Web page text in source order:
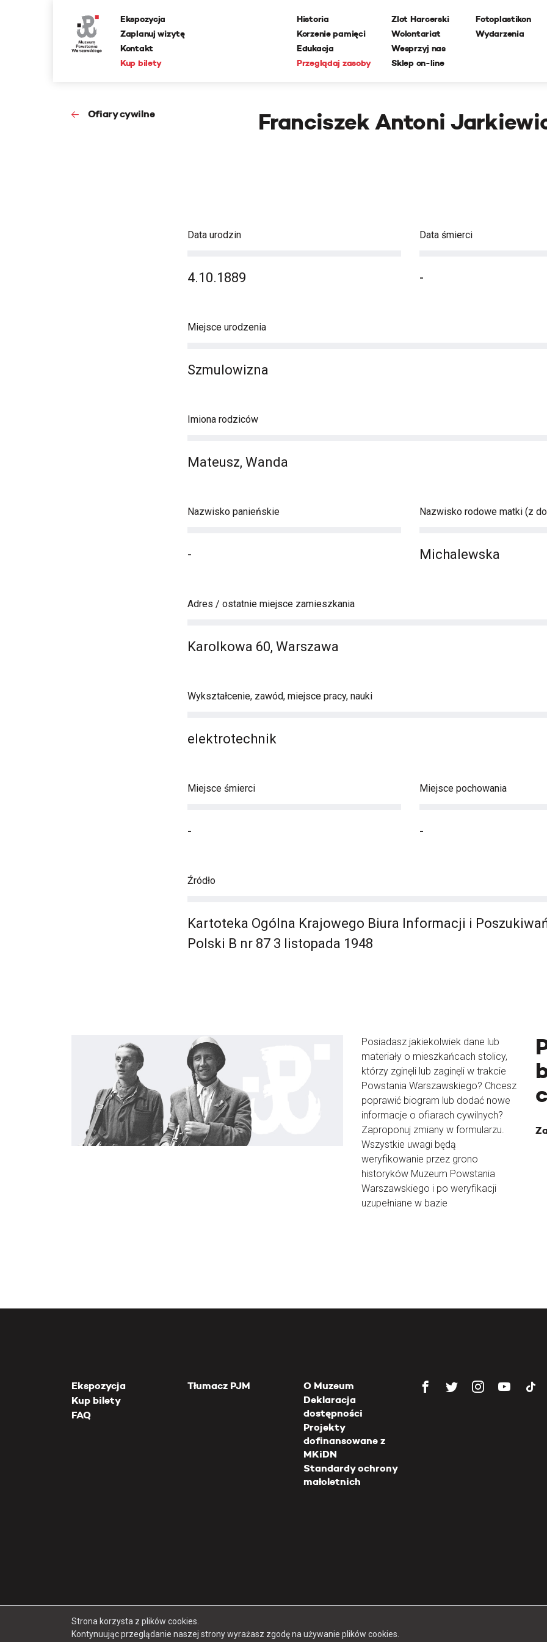
Ekspozycja
Zaplanuj wizytę
Kontakt
Kup bilety
Historia
Korzenie pamięci
Edukacja
Przeglądaj zasoby
Zlot Harcerski
Wolontariat
Wesprzyj nas
Sklep on-line
Fotoplastikon
Wydarzenia
Ofiary cywilne Franciszek Antoni
Data urodzin
4.10.1889
Data śmierci
-
Miejsce urodzenia
Szmulowizna
Imiona rodziców
Mateusz, Wanda
Nazwisko panieńskie
-
Nazwisko rodowe matki (z
Michalewska
Adres / ostatnie miejsce zamieszkania
Karolkowa 60, Warszawa
Wykształcenie, zawód, miejsce pracy, nauki
elektrotechnik
Miejsce śmierci
-
Miejsce pochowania
-
Źródło
Kartoteka Ogólna Krajowego Biura Informacji i
Polski B nr 87 3 listopada 1948
Posiadasz jakiekolwiek dane lub
materiały o mieszkańcach stolicy,
którzy zginęli lub zaginęli w trakcie
Powstania Warszawskiego? Chcesz
poprawić biogram lub dodać nowe
informacje o ofiarach cywilnych?
Zaproponuj zmiany w formularzu.
Wszystkie uwagi będą
weryfikowanie przez grono
historyków Muzeum Powstania
Warszawskiego i po weryfikacji
uzupełniane w bazie
Ekspozycja
Kup bilety
FAQ
Tłumacz PJM
O Muzeum
Deklaracja
dostępności
Projekty
dofinansowane z
MKiDN
Standardy ochrony
małoletnich
Copyright 2026 Muzeum Powstania Warszawskiego
Strona korzysta z plików cookies.
Kontynuując przeglądanie naszej strony wyrażasz zgodę na używanie plików cookies.